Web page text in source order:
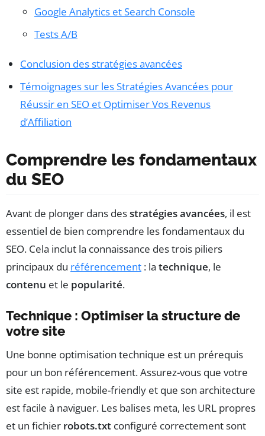
Google Analytics et Search Console
Tests A/B
Conclusion des stratégies avancées
Témoignages sur les Stratégies Avancées pour
Réussir en SEO et Optimiser Vos Revenus
d’Affiliation
Comprendre les fondamentaux
du SEO
Avant de plonger dans desstratégies avancées, il est
essentiel de bien comprendre les fondamentaux du
SEO. Cela inclut la connaissance des trois piliers
principaux du référencement : la technique, le
contenu et le popularité.
Technique : Optimiser la structure de
votre site
Une bonne optimisation technique est un prérequis
pour un bon référencement. Assurez-vous que votre
site est rapide, mobile-friendly et que son architecture
est facile à naviguer. Les balises meta, les URL propres
et un fichier robots.txt configuré correctement sont